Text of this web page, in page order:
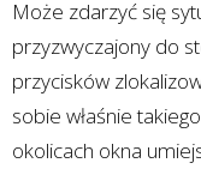
Może zdarzyć się
przyzwyczajony do
przycisków
sobie właśnie
okolicach okna